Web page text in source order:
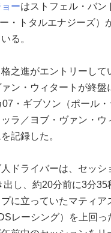
ーはストフェル・バン
・トタルエナジーズ）
る。
之進がエントリーして
ン・ウィタートが終
・ギブソン（ポール
ラ／ヨブ・ヴァン・ウ
記録した。
ドライバーは、セッ
出し、約20分前に3分35
に立っていたマティア
レーシング）を上回っ